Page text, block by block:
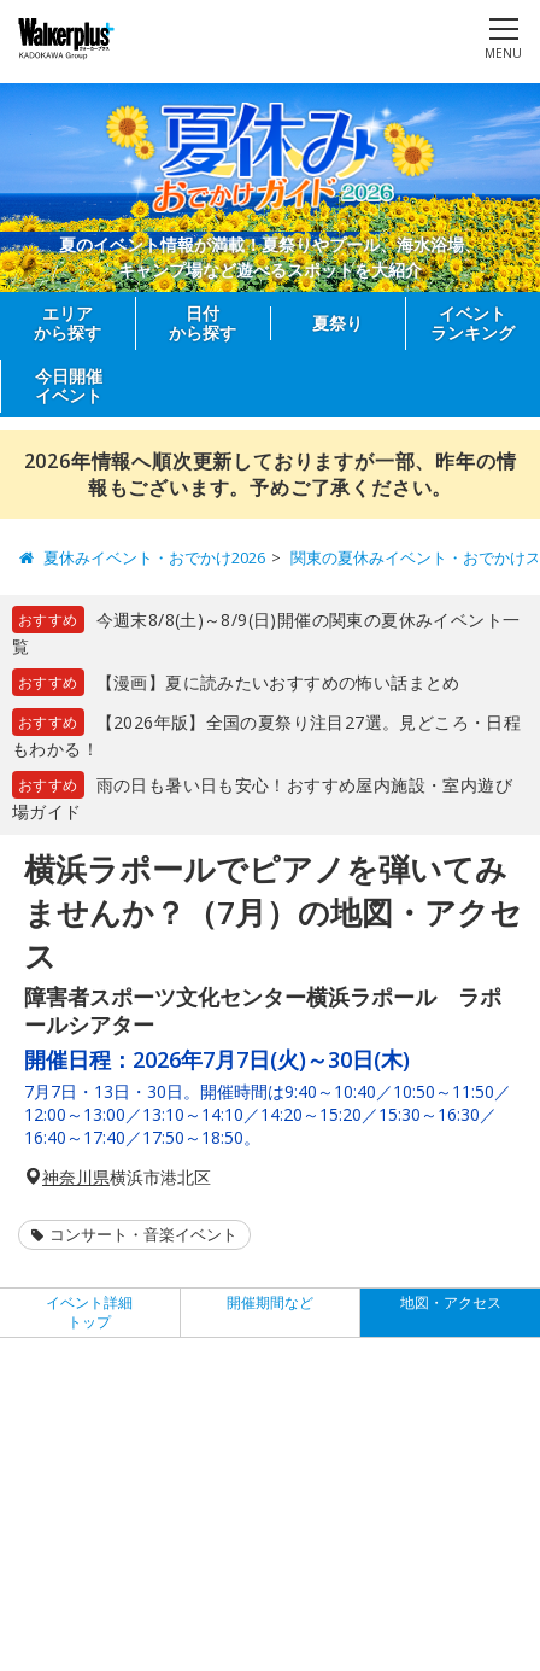
MENU
夏のイベント情報が満載！夏祭りやプール、海水浴場、
キャンプ場など遊べるスポットを大紹介
エリア
から探す
日付
から探す
夏祭り
イベント
ランキング
今日開催
イベント
2026年情報へ順次更新しておりますが一部、昨年の情
報もございます。予めご了承ください。
夏休みイベント・おでかけ2026 関東の夏休みイベント・おでかけ
おすすめ
今週末8/8(土)～8/9(日)開催の関東の夏休みイベント一
覧
おすすめ 【漫画】夏に読みたいおすすめの怖い話まとめ
おすすめ
【2026年版】全国の夏祭り注目27選。見どころ・日程
もわかる！
おすすめ
雨の日も暑い日も安心！おすすめ屋内施設・室内遊び
場ガイド
横浜ラポールでピアノを弾いてみ
ませんか？（7月）の地図・アクセ
ス
障害者スポーツ文化センター横浜ラポール ラポ
ールシアター
開催日程： 2026年7月7日(火)～30日(木)
7月7日・13日・30日。開催時間は9:40～10:40／10:50～11:50／
12:00～13:00／13:10～14:10／14:20～15:20／15:30～16:30／
16:40～17:40／17:50～18:50。
神奈川県横浜市港北区
コンサート・音楽イベント
イベント詳細
トップ
開催期間など 地図・アクセス